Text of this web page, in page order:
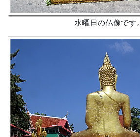
水曜日の仏像です。